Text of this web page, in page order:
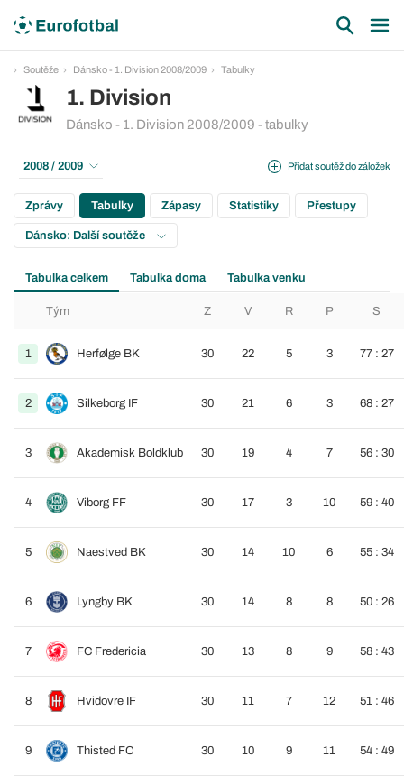
Soutěže Dánsko - 1. Division 2008/2009 Tabulky
1. Division
Dánsko - 1. Division 2008/2009 - tabulky
Přidat soutěž do záložek
2008 / 2009
Zprávy Tabulky Zápasy Statistiky Přestupy
Dánsko: Další soutěže
Tabulka celkem Tabulka doma Tabulka venku
Tým Z V R P S
1 Herfølge BK 30 22 5 3 77 : 27
2 Silkeborg IF 30 21 6 3 68 : 27
3 Akademisk Boldklub 30 19 4 7 56 : 30
4 Viborg FF 30 17 3 10 59 : 40
5 Naestved BK 30 14 10 6 55 : 34
6 Lyngby BK 30 14 8 8 50 : 26
7 FC Fredericia 30 13 8 9 58 : 43
8 Hvidovre IF 30 11 7 12 51 : 46
9 Thisted FC 30 10 9 11 54 : 49